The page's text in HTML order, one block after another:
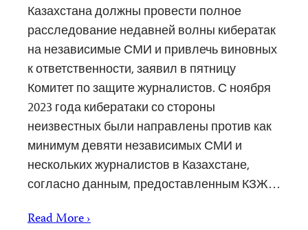
Казахстана должны провести полное
расследование недавней волны кибератак
на независимые СМИ и привлечь виновных
к ответственности, заявил в пятницу
Комитет по защите журналистов. С ноября
2023 года кибератаки со стороны
неизвестных были направлены против как
минимум девяти независимых СМИ и
нескольких журналистов в Казахстане,
согласно данным, предоставленным КЗЖ…
Read More ›